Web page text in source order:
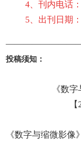
4、刊内电话
5、出刊日期
投稿须知：
《数
《数字与缩微影